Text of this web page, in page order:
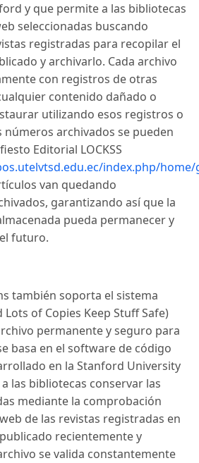
y que permite a las bibliotecas
seleccionadas buscando
registradas para recopilar el
y archivarlo. Cada archivo
con registros de otras
contenido dañado o
utilizando esos registros o
números archivados se pueden
Editorial LOCKSS
index.php/
van quedando
garantizando así que la
pueda permanecer y
futuro.
también soporta el sistema
Lots of Copies Keep Stuff Safe)
permanente y seguro para
basa en el software de código
en la Stanford University
las bibliotecas conservar las
mediante la comprobación
de las revistas registradas en
recientemente y
se valida constantemente